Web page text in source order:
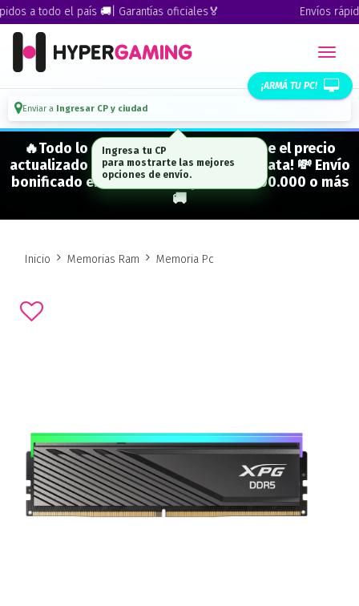
a todo el país 🚚| Garantías oficiales🏅 Envíos
¡ARMÁ TU PC!
Enviar a Ingresar CP y ciudad
🔥Todo lo que figura "EN STOCK" tiene el precio
actualizado y está para entrega inmediata! 💸 Envío
bonificado en CABA en compras de $500.000 o más
🚚
Inicio Memorias Ram Memoria Pc
Ingresa tu CP
para mostrarte las mejores
opciones de envío.